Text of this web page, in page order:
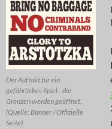
Der Auftakt für ein
gefährliches Spiel - die
Grenzen werden geöffnet.
(Quelle: Banner / Offizielle
Seite)